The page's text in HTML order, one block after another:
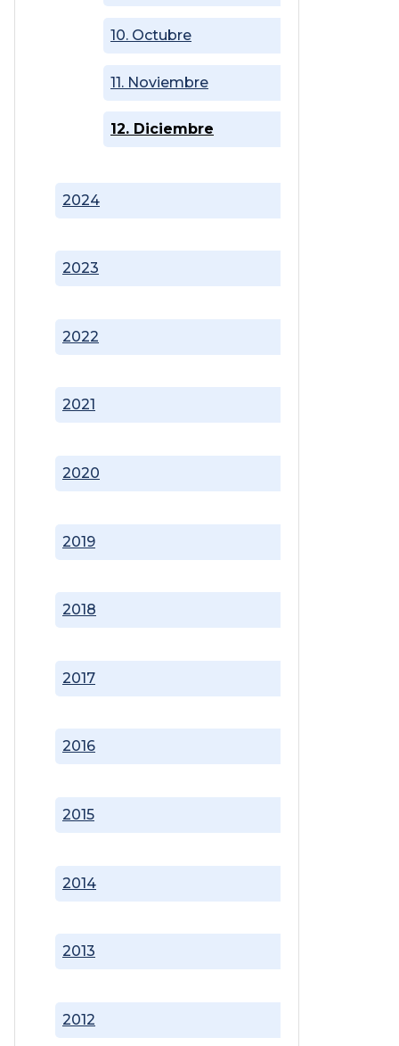
2012
2013
2014
2015
2016
2017
2018
2019
2020
2021
2022
2023
2024
10. Octubre
11. Noviembre
12. Diciembre